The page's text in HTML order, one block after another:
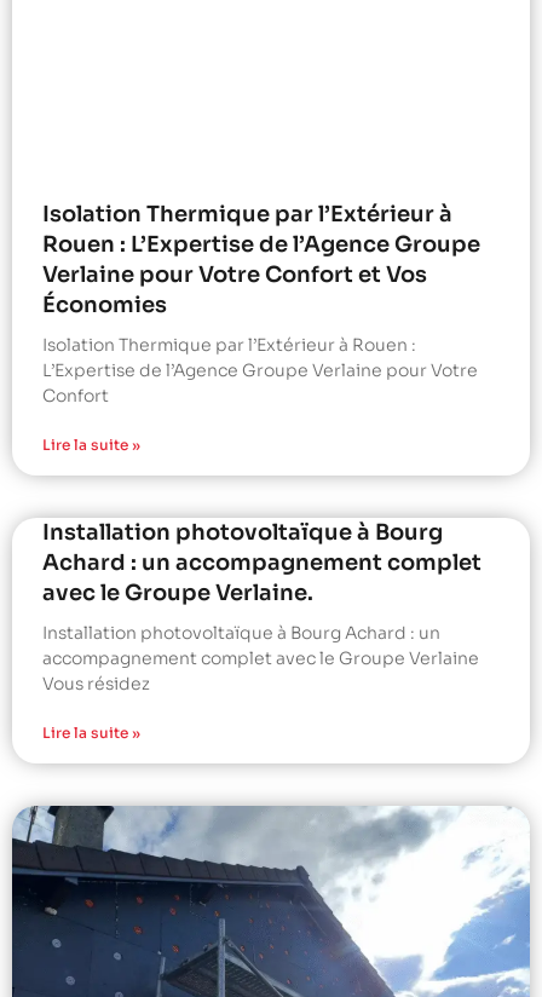
Isolation Thermique par l’Extérieur à
Rouen : L’Expertise de l’Agence Groupe
Verlaine pour Votre Confort et Vos
Économies
Isolation Thermique par l’Extérieur à Rouen :
L’Expertise de l’Agence Groupe Verlaine pour Votre
Confort
Lire la suite »
Installation photovoltaïque à Bourg
Achard : un accompagnement complet
avec le Groupe Verlaine.
Installation photovoltaïque à Bourg Achard : un
accompagnement complet avec le Groupe Verlaine
Vous résidez
Lire la suite »